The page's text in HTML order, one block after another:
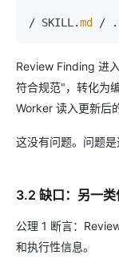
/ SKILL.md
Review Finding 进
符合规范"，转化为
Worker 读入更新后
这没有问题。问题是
3.2 缺口：另一类
公理 1 断言：
和执行性信息。